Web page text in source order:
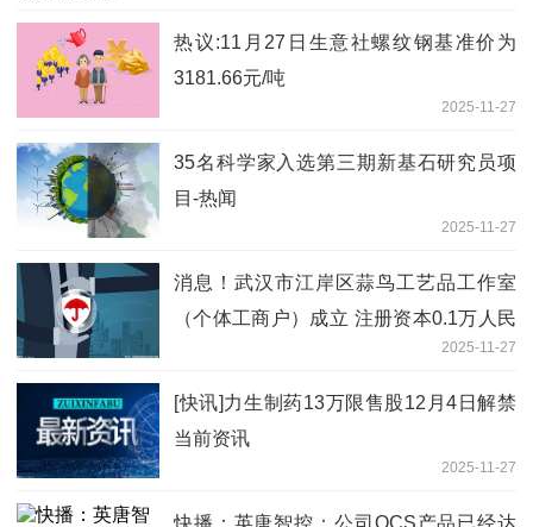
热议:11月27日生意社螺纹钢基准价为
3181.66元/吨
2025-11-27
35名科学家入选第三期新基石研究员项
目-热闻
2025-11-27
消息！武汉市江岸区蒜鸟工艺品工作室
（个体工商户）成立 注册资本0.1万人民
2025-11-27
[快讯]力生制药13万限售股12月4日解禁
当前资讯
2025-11-27
快播：英唐智控：公司OCS产品已经达